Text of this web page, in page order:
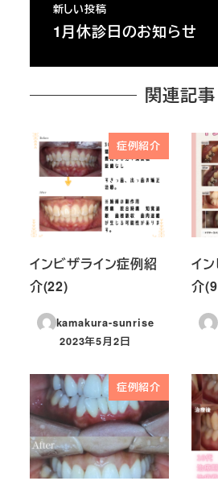
新しい投稿
1月休診日のお知らせ
関連記事
症例紹介
インビザライン症例紹
介(22)
kamakura-sunrise
投稿日
2023年5月2日
イ
介
症例紹介